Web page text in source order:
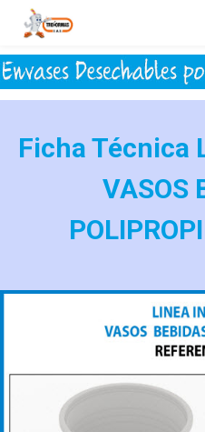
Ficha Técnica
VASOS